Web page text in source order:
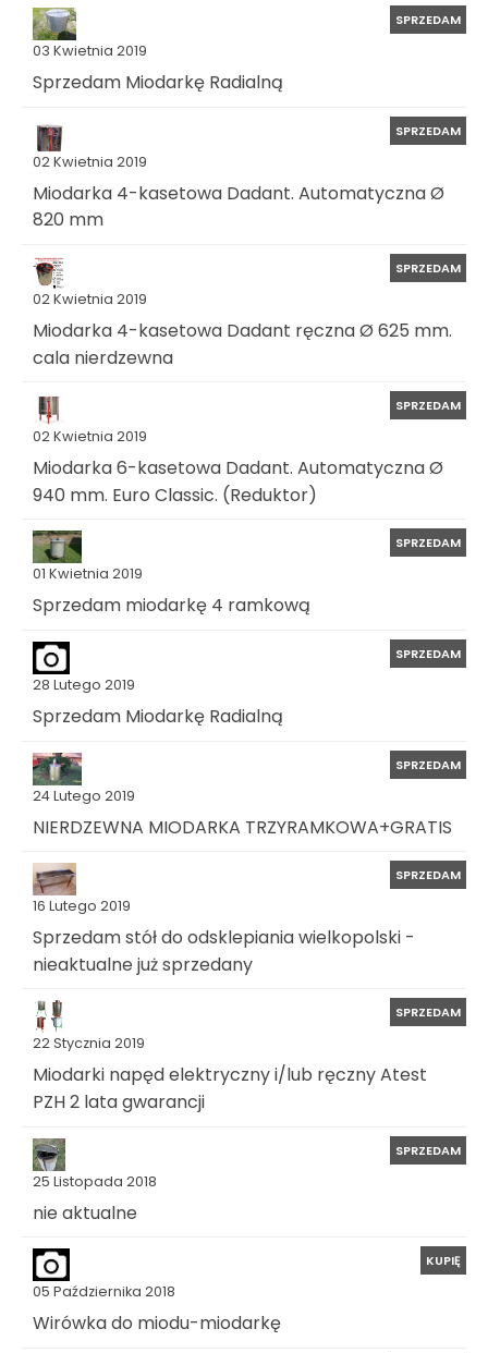
03 Kwietnia 2019
SPRZEDAM
Sprzedam Miodarkę Radialną
02 Kwietnia 2019
SPRZEDAM
Miodarka 4-kasetowa Dadant. Automatyczna Ø
820 mm
02 Kwietnia 2019
SPRZEDAM
Miodarka 4-kasetowa Dadant ręczna Ø 625 mm.
cala nierdzewna
02 Kwietnia 2019
SPRZEDAM
Miodarka 6-kasetowa Dadant. Automatyczna Ø
940 mm. Euro Classic. (Reduktor)
01 Kwietnia 2019
SPRZEDAM
Sprzedam miodarkę 4 ramkową
28 Lutego 2019
SPRZEDAM
Sprzedam Miodarkę Radialną
24 Lutego 2019
SPRZEDAM
NIERDZEWNA MIODARKA TRZYRAMKOWA+GRATIS
16 Lutego 2019
SPRZEDAM
Sprzedam stół do odsklepiania wielkopolski -
nieaktualne już sprzedany
22 Stycznia 2019
SPRZEDAM
Miodarki napęd elektryczny i/lub ręczny Atest
PZH 2 lata gwarancji
25 Listopada 2018
SPRZEDAM
nie aktualne
05 Października 2018
KUPIĘ
Wirówka do miodu-miodarkę